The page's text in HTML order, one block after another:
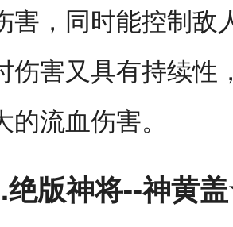
害，同时能控制敌
伤害又具有持续性
流血伤害。
绝版神将--神